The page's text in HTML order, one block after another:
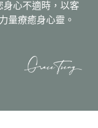
身心不適時，以客
量療癒身心靈。